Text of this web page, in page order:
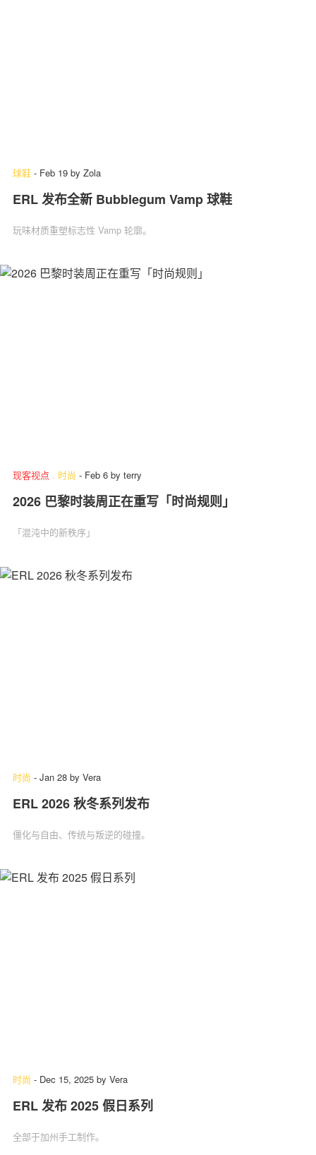
球鞋 - Feb 19 by Zola
ERL 发布全新 Bubblegum Vamp 球鞋
玩味材质重塑标志性 Vamp 轮廓。
现客视点 . 时尚 - Feb 6 by terry
2026 巴黎时装周正在重写「时尚规则」
「混沌中的新秩序」
时尚 - Jan 28 by Vera
ERL 2026 秋冬系列发布
僵化与自由、传统与叛逆的碰撞。
时尚 - Dec 15, 2025 by Vera
ERL 发布 2025 假日系列
全部于加州手工制作。